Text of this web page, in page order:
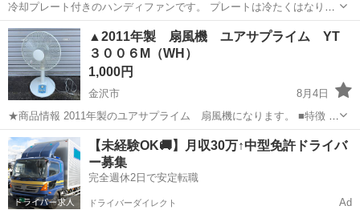
冷却プレート付きのハンディファンです。 プレートは冷たくはなりま
すが、微妙な感じです。 本体はきれいですがカラビナ部分が汚れ？
錆？あります。 金沢駅周辺まで取りに来られる方でお願いします。
石川 金沢市 上諸江駅 季節、空調家電
▲2011年製 扇風機 ユアサプライム YT
３００６M（WH）
1,000円
金沢市
8月4日
★商品情報 2011年製のユアサプライム 扇風機になります。 ■特徴 風
量切替: 弱・中・強の3段階（押しボタン式） タイマー: 最大180分の回
転式切タイマー 首振り: 上下角度調節と左右首振り機能 ■...
石川 金沢市 季節、空調家電
【未経験OK🚚】月収30万↑中型免許ドライバ
ー募集
完全週休2日で安定転職
ドライバーダイレクト Ad